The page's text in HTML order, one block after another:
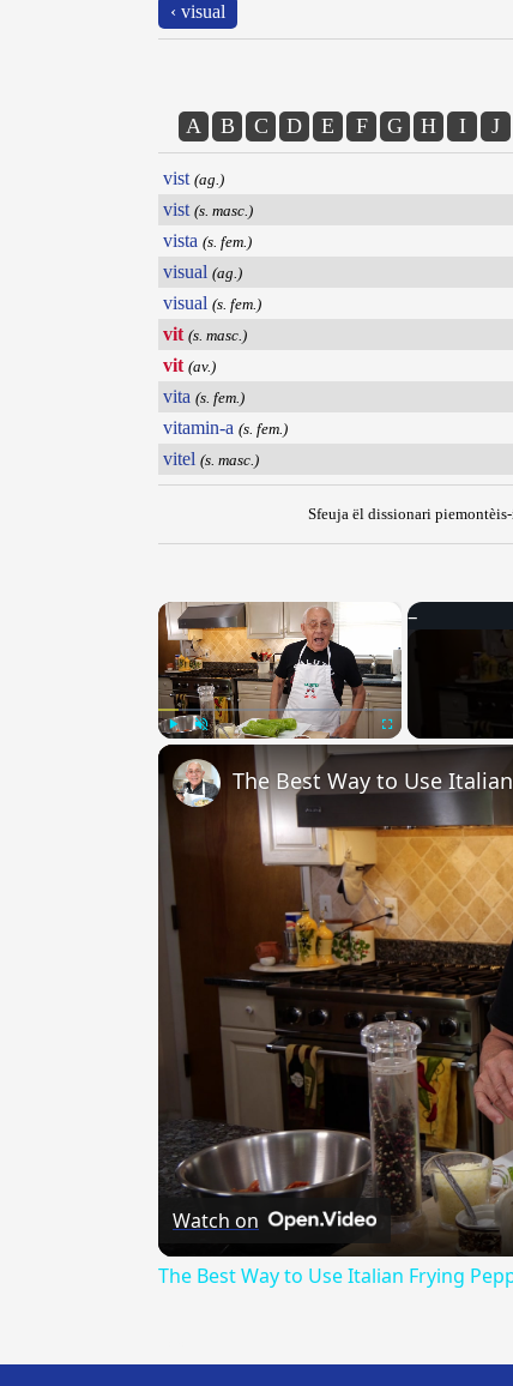
‹ visual
A B C D E F G H I J
vist (ag.)
vist (s. masc.)
vista (s. fem.)
visual (ag.)
visual (s. fem.)
vit (s. masc.)
vit (av.)
vita (s. fem.)
vitamin-a (s. fem.)
vitel (s. masc.)
Sfeuja ël dissionari
Fullscreen
The Best Way to Use
Watch on
The Best Way to Use Italian Frying